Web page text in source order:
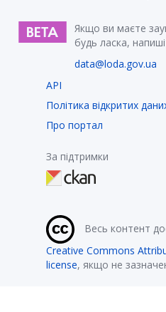
Якщо ви маєте
будь ласка,
data@loda.gov.ua
API
Політика відкритих
Про портал
За підтримки
Весь контент
Creative Commons
license, якщо не